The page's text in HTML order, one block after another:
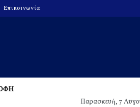
Επικοινωνία
Παρασκευή, 7